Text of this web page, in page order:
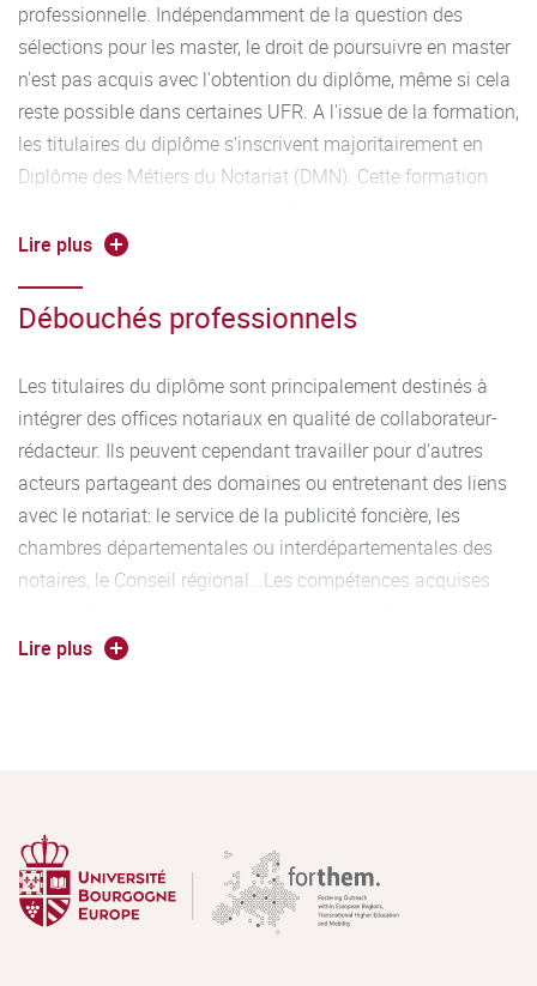
professionnelle. Indépendamment de la question des
sélections pour les master, le droit de poursuivre en master
n'est pas acquis avec l'obtention du diplôme, même si cela
reste possible dans certaines UFR. A l'issue de la formation,
les titulaires du diplôme s'inscrivent majoritairement en
Diplôme des Métiers du Notariat (DMN). Cette formation
(INFN) est effectuée dans le cadre d'un contrat de
examen national en septembre. Les titulaires du DMN
peuvent ensuite poursuivre en master 1 de droit notarial,
Lire plus
Débouchés professionnels
Les titulaires du diplôme sont principalement destinés à
intégrer des offices notariaux en qualité de collaborateur-
rédacteur. Ils peuvent cependant travailler pour d'autres
acteurs partageant des domaines ou entretenant des liens
avec le notariat: le service de la publicité foncière, les
chambres départementales ou interdépartementales des
notaires, le Conseil régional...Les compétences acquises
postes dans d'autres professions où les connaissances
Lire plus